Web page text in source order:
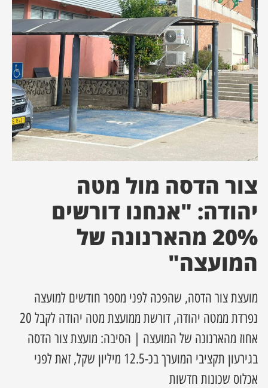
מסע מלחמה
השבוע
מקומית
עסקים
צור הדסה מול מטה
יהודה: "אנחנו דורשים
20% מהארנונה של
המועצה"
מועצת צור הדסה, שהפכה לפני מספר חודשים למועצה
נפרדת ממטה יהודה, דורשת ממועצת מטה יהודה לקבל 20
אחוז מהארנונה של המועצה | הסיבה: מועצת צור הדסה
בגירעון תקציבי המוערך בכ-12.5 מיליון שקל, זאת לפני
אכלוס שכונות חדשות